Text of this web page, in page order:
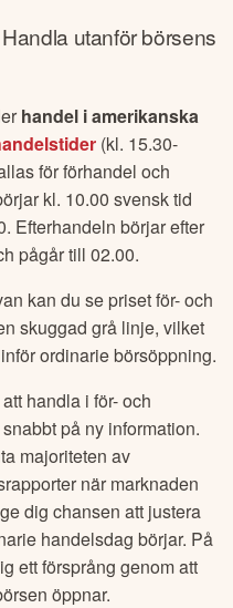
utanför börsens
handel i amerikanska
(kl. 15.30-
för förhandel och
kl. 10.00 svensk tid
Efterhandeln börjar efter
pågår till 02.00.
kan du se priset för- och
skuggad grå linje, vilket
ordinarie börsöppning.
handla i för- och
på ny information.
majoriteten av
när marknaden
dig chansen att justera
handelsdag börjar. På
ett försprång genom att
öppnar.